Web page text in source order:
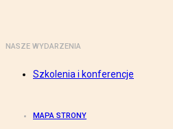
NASZE WYDARZENIA
Szkolenia i konferencje
MAPA STRONY